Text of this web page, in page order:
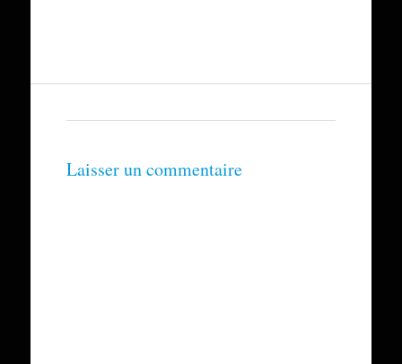
Laisser un commentaire